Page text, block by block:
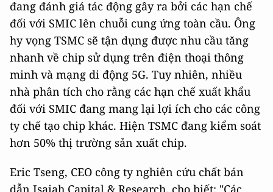
đang đánh giá tác động gây ra bởi các hạn chế
đối với SMIC lên chuỗi cung ứng toàn cầu. Ông
hy vọng TSMC sẽ tận dụng được nhu cầu tăng
nhanh về chip sử dụng trên điện thoại thông
minh và mạng di động 5G. Tuy nhiên, nhiều
nhà phân tích cho rằng các hạn chế xuất khẩu
đối với SMIC đang mang lại lợi ích cho các công
ty chế tạo chip khác. Hiện TSMC đang kiểm soát
hơn 50% thị trường sản xuất chip.
Eric Tseng, CEO công ty nghiên cứu chất bán
dẫn Isaiah Capital & Research, cho biết: "Các